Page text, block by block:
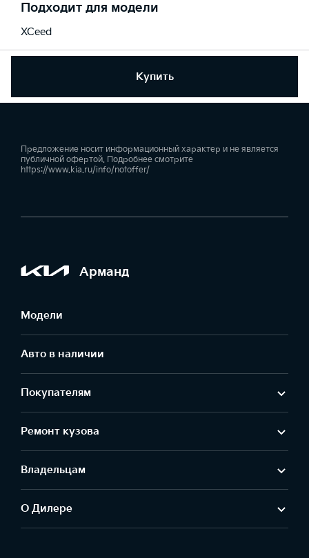
Купить
Подходит для модели
XCeed
Предложение носит информационный характер и не является
публичной офертой. Подробнее смотрите
https://www.kia.ru/info/notoffer/
Арманд
Модели
Авто в наличии
Покупателям
Ремонт кузова
Владельцам
О Дилере